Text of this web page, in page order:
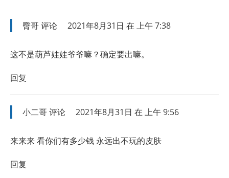
臀哥评论 2021年8月31日 在 上午 7:38
这不是葫芦娃娃爷爷嘛？确定要出嘛。
回复
小二哥评论 2021年8月31日 在 上午 9:56
来来来 看你们有多少钱 永远出不玩的皮肤
回复